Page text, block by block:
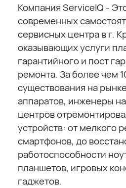
Компания ServiceIQ -
современных
сервисных центра в г.
оказывающих услуги
гарантийного и пост
ремонта. За более чем
существования на
аппаратов, инженеры
центров
устройств: от мелкого
смартфонов, до
работоспособности
планшетов, игровых
гаджетов.